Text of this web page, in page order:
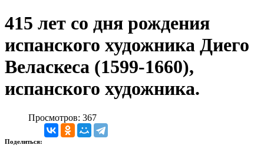
415 лет со дня рождения
испанского художника Диего
Веласкеса (1599-1660),
испанского художника.
Просмотров: 367
Поделиться: